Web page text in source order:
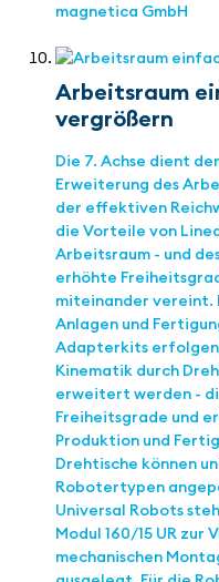
magnetica GmbH
Arbeitsraum
vergrößern
Die 7. Achse dient
Erweiterung des
der effektiven
die Vorteile von
Arbeitsraum - und
erhöhte
miteinander vereint.
Anlagen und
Adapterkits
Kinematik durch
erweitert werden -
Freiheitsgrade und
Produktion und
Drehtische können
Robotertypen
Universal Robots
Modul 160/15 UR
mechanischen